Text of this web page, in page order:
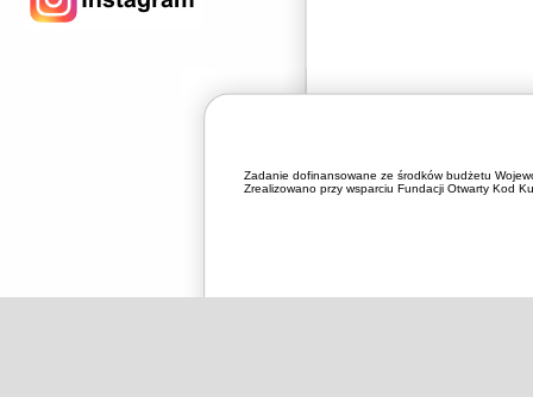
Zadanie dofinansowane ze środków budżetu
Zrealizowano przy wsparciu Fundacji Otwarty Kod